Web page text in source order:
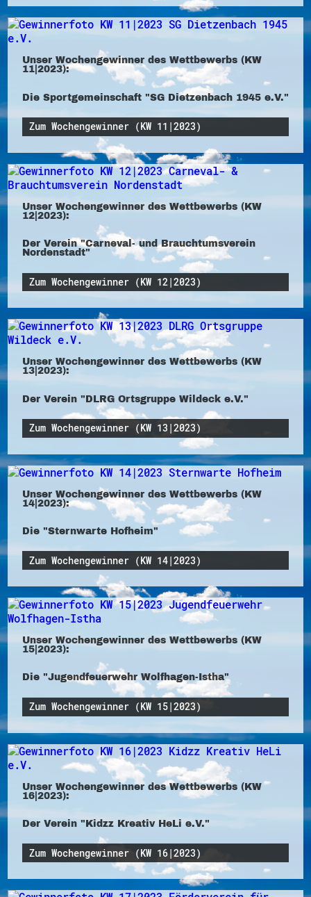
Unser Wochengewinner des Wettbewerbs (KW
11|2023):
Die Sportgemeinschaft "SG Dietzenbach 1945 e.V."
Zum Wochengewinner (KW 11|2023)
Unser Wochengewinner des Wettbewerbs (KW
12|2023):
Der Verein "Carneval- und Brauchtumsverein
Nordenstadt"
Zum Wochengewinner (KW 12|2023)
Unser Wochengewinner des Wettbewerbs (KW
13|2023):
Der Verein "DLRG Ortsgruppe Wildeck e.V."
Zum Wochengewinner (KW 13|2023)
Unser Wochengewinner des Wettbewerbs (KW
14|2023):
Die "Sternwarte Hofheim"
Zum Wochengewinner (KW 14|2023)
Unser Wochengewinner des Wettbewerbs (KW
15|2023):
Die "Jugendfeuerwehr Wolfhagen-Istha"
Zum Wochengewinner (KW 15|2023)
Unser Wochengewinner des Wettbewerbs (KW
16|2023):
Der Verein "Kidzz Kreativ HeLi e.V."
Zum Wochengewinner (KW 16|2023)